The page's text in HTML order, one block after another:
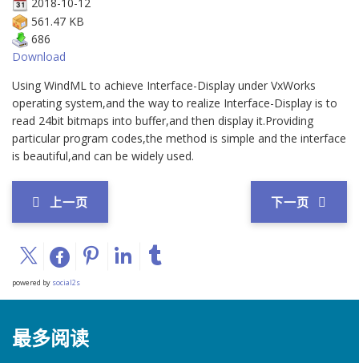
2018-10-12
561.47 KB
686
Download
Using WindML to achieve Interface-Display under VxWorks
operating system,and the way to realize Interface-Display is to
read 24bit bitmaps into buffer,and then display it.Providing
particular program codes,the method is simple and the interface
is beautiful,and can be widely used.
上一页 下一页
powered by social2s
最多阅读